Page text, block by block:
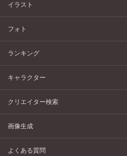
イラスト
フォト
ランキング
キャラクター
クリエイター検索
画像生成
よくある質問